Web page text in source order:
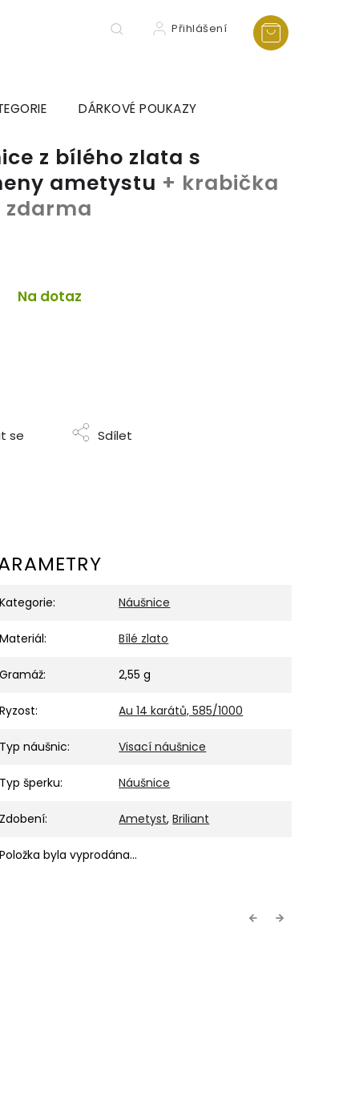
Přihlášení
DÁRKOVÉ POUKAZY
z bílého zlata s
ametystu + krabička
Na dotaz
se Sdílet
Kategorie: Náušnice
Materiál: Bílé zlato
Gramáž: 2,55 g
Ryzost: Au 14 karátů, 585/1000
Typ náušnic: Visací náušnice
Typ šperku: Náušnice
Zdobení: Ametyst,Briliant
Položka byla vyprodána…
Previous
Next